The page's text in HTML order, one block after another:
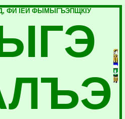
ФИ IЕЙ ФЫМЫГЪЭПЩКIУ